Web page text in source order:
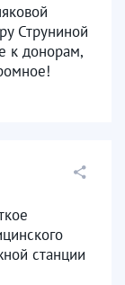
Струниной
к донорам,
станции